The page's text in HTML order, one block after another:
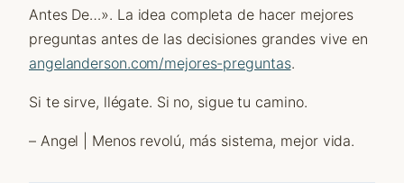
Antes De…». La idea completa de hacer mejores
preguntas antes de las decisiones grandes vive en
angelanderson.com/mejores-preguntas.
Si te sirve, llégate. Si no, sigue tu camino.
– Angel | Menos revolú, más sistema, mejor vida.